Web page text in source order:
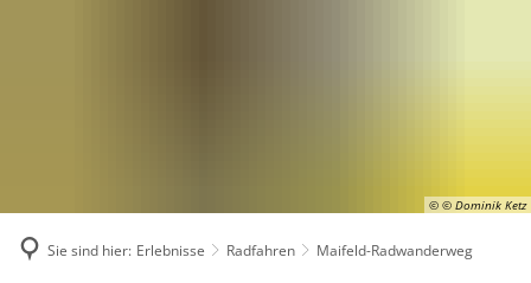
© © Dominik Ketz
Sie sind hier: Erlebnisse Radfahren Maifeld-Radwanderweg